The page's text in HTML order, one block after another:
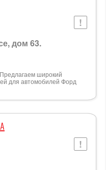
дом 63.
для автомобилей Форд